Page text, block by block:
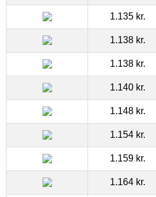
1.135 kr.
1.138 kr.
1.138 kr.
1.140 kr.
1.148 kr.
1.154 kr.
1.159 kr.
1.164 kr.